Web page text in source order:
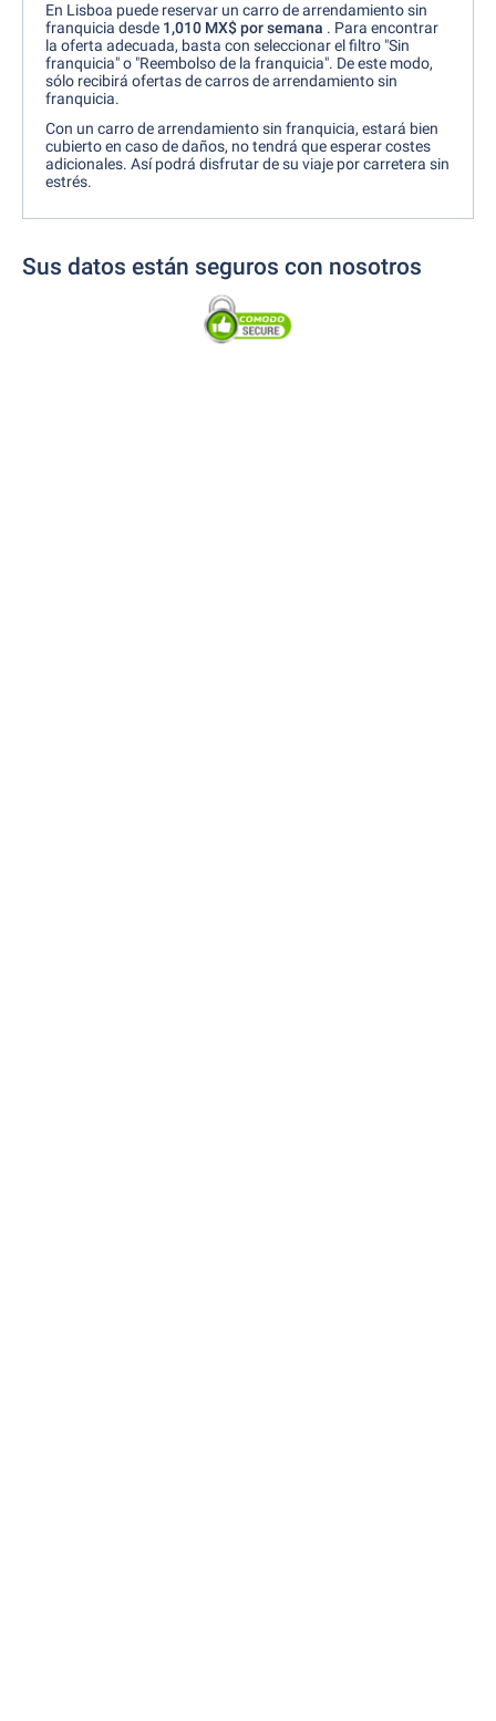
En Lisboa puede reservar un carro de arrendamiento sin
franquicia desde 1,010 MX$ por semana . Para encontrar
la oferta adecuada, basta con seleccionar el filtro "Sin
franquicia" o "Reembolso de la franquicia". De este modo,
sólo recibirá ofertas de carros de arrendamiento sin
franquicia.
Con un carro de arrendamiento sin franquicia, estará bien
cubierto en caso de daños, no tendrá que esperar costes
adicionales. Así podrá disfrutar de su viaje por carretera sin
estrés.
Sus datos están seguros con nosotros